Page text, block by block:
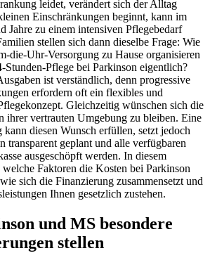
leidet, verändert sich der Alltag
Einschränkungen beginnt, kann im
Jahre zu einem intensiven Pflegebedarf
stellen sich dann dieselbe Frage: Wie
die-Uhr-Versorgung zu Hause organisieren
Stunden-Pflege bei Parkinson eigentlich?
ist verständlich, denn progressive
erfordern oft ein flexibles und
Gleichzeitig wünschen sich die
ihrer vertrauten Umgebung zu bleiben. Eine
kann diesen Wunsch erfüllen, setzt jedoch
transparent geplant und alle verfügbaren
ausgeschöpft werden. In diesem
Faktoren die Kosten bei Parkinson
sich die Finanzierung zusammensetzt und
Ihnen gesetzlich zustehen.
und MS besondere
stellen